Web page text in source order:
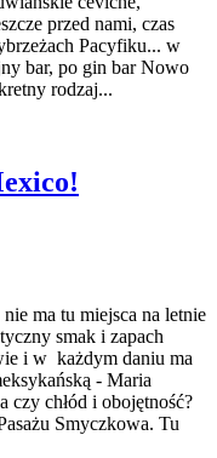
przed nami, czas
Pacyfiku... w
bar, po gin bar Nowo
rodzaj...
ma tu miejsca na letnie
smak i zapach
i w każdym daniu ma
- Maria
czy chłód i obojętność?
Smyczkowa. Tu